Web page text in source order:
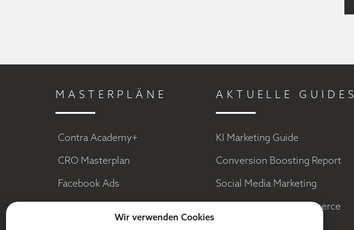
Wir verwenden Cookies
MASTERPLÄNE
Contra Academy+
CRO Masterplan
Facebook Ads
AKTUELLE GUIDES
KI Marketing Guide
Conversion Boosting Report
Social Media Marketing
Sales Funnel im Ecommerce